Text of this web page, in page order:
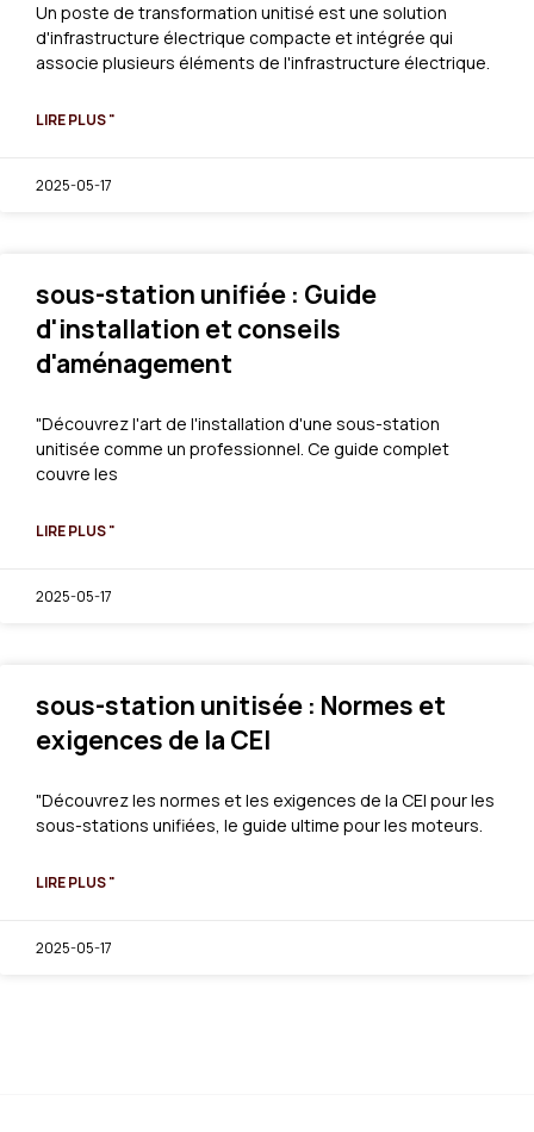
Un poste de transformation unitisé est une solution
d'infrastructure électrique compacte et intégrée qui
associe plusieurs éléments de l'infrastructure électrique.
LIRE PLUS "
2025-05-17
sous-station unifiée : Guide
d'installation et conseils
d'aménagement
"Découvrez l'art de l'installation d'une sous-station
unitisée comme un professionnel. Ce guide complet
couvre les
LIRE PLUS "
2025-05-17
sous-station unitisée : Normes et
exigences de la CEI
"Découvrez les normes et les exigences de la CEI pour les
sous-stations unifiées, le guide ultime pour les moteurs.
LIRE PLUS "
2025-05-17